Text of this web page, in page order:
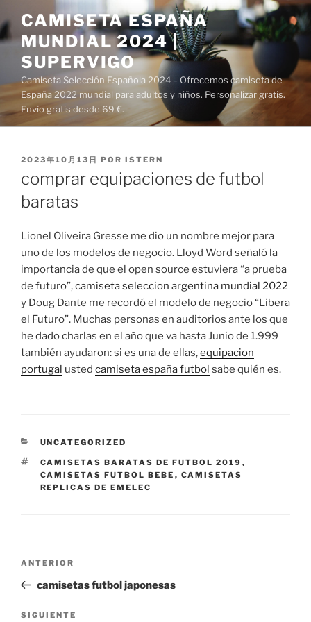
al
contenido
CAMISETA ESPAÑA
MUNDIAL 2024 |
SUPERVIGO
Camiseta Selección Española 2024 – Ofrecemos camiseta de
España 2022 mundial para adultos y niños. Personalizar gratis.
Envío gratis desde 69 €.
PUBLICADO
2023年10月13日 POR ISTERN
comprar equipaciones de futbol
baratas
Lionel Oliveira Gresse me dio un nombre mejor para
uno de los modelos de negocio. Lloyd Word señaló la
importancia de que el open source estuviera “a prueba
de futuro”,camiseta seleccion argentina mundial 2022
y Doug Dante me recordó el modelo de negocio “Libera
el Futuro”. Muchas personas en auditorios ante los que
he dado charlas en el año que va hasta Junio de 1.999
también ayudaron: si es una de ellas,equipacion
portugal usted camiseta españa futbol sabe quién es.
CATEGORÍAS
UNCATEGORIZED
ETIQUETAS
CAMISETAS BARATAS DE FUTBOL 2019 ,
CAMISETAS FUTBOL BEBE , CAMISETAS
REPLICAS DE EMELEC
entradas
Entrada
anterior:
ANTERIOR
camisetas futbol japonesas
Siguiente
SIGUIENTE